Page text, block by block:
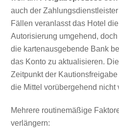
auch der
Fällen veranlasst das Hotel
Autorisierung umgehend,
die kartenausgebende Bank
das Konto zu aktualisieren.
Zeitpunkt der
die Mittel vorübergehend nicht
Mehrere routinemäßige
verlängern: